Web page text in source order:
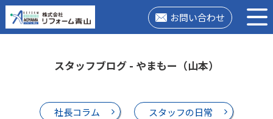
お問い合わせ
スタッフブログ - やまもー（山本）
社長コラム スタッフの日常